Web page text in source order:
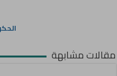
مقالات مشابهة